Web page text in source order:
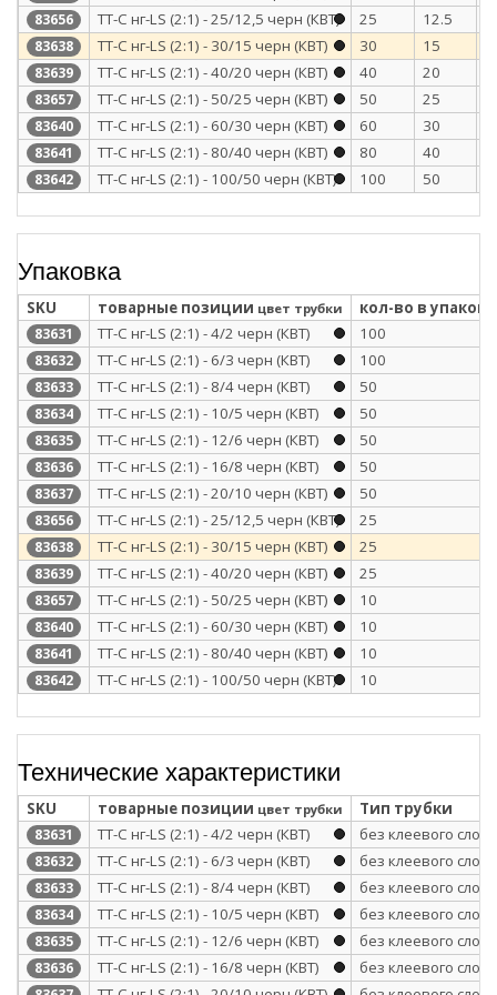
83656 ТТ-С нг-LS (2:1) - 25/12,5 черн (КВТ) 25 12.5
83638 ТТ-С нг-LS (2:1) - 30/15 черн (КВТ) 30 15
83639 ТТ-С нг-LS (2:1) - 40/20 черн (КВТ) 40 20
83657 ТТ-С нг-LS (2:1) - 50/25 черн (КВТ) 50 25
83640 ТТ-С нг-LS (2:1) - 60/30 черн (КВТ) 60 30
83641 ТТ-С нг-LS (2:1) - 80/40 черн (КВТ) 80 40
83642 ТТ-С нг-LS (2:1) - 100/50 черн (КВТ) 100 50
Упаковка
SKU товарные позиции цвет трубки кол-во в
83631 ТТ-С нг-LS (2:1) - 4/2 черн (КВТ) 100
83632 ТТ-С нг-LS (2:1) - 6/3 черн (КВТ) 100
83633 ТТ-С нг-LS (2:1) - 8/4 черн (КВТ) 50
83634 ТТ-С нг-LS (2:1) - 10/5 черн (КВТ) 50
83635 ТТ-С нг-LS (2:1) - 12/6 черн (КВТ) 50
83636 ТТ-С нг-LS (2:1) - 16/8 черн (КВТ) 50
83637 ТТ-С нг-LS (2:1) - 20/10 черн (КВТ) 50
83656 ТТ-С нг-LS (2:1) - 25/12,5 черн (КВТ) 25
83638 ТТ-С нг-LS (2:1) - 30/15 черн (КВТ) 25
83639 ТТ-С нг-LS (2:1) - 40/20 черн (КВТ) 25
83657 ТТ-С нг-LS (2:1) - 50/25 черн (КВТ) 10
83640 ТТ-С нг-LS (2:1) - 60/30 черн (КВТ) 10
83641 ТТ-С нг-LS (2:1) - 80/40 черн (КВТ) 10
83642 ТТ-С нг-LS (2:1) - 100/50 черн (КВТ) 10
Технические характеристики
SKU товарные позиции цвет трубки Тип трубки
83631 ТТ-С нг-LS (2:1) - 4/2 черн (КВТ) без клеевого слоя
83632 ТТ-С нг-LS (2:1) - 6/3 черн (КВТ) без клеевого слоя
83633 ТТ-С нг-LS (2:1) - 8/4 черн (КВТ) без клеевого слоя
83634 ТТ-С нг-LS (2:1) - 10/5 черн (КВТ) без клеевого слоя
83635 ТТ-С нг-LS (2:1) - 12/6 черн (КВТ) без клеевого слоя
83636 ТТ-С нг-LS (2:1) - 16/8 черн (КВТ) без клеевого слоя